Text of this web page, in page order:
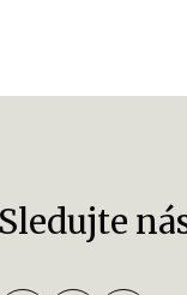
Sledujte